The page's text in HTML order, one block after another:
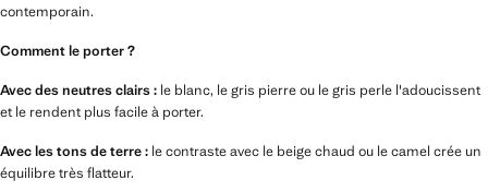
contemporain.
Comment le porter ?
Avec des neutres clairs : le blanc, le gris pierre ou le gris perle l'adoucissent
et le rendent plus facile à porter.
Avec les tons de terre : le contraste avec le beige chaud ou le camel crée un
équilibre très flatteur.